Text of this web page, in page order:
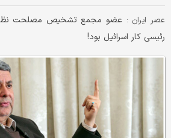
عصر ایران : عضو مجمع تشخیص مصلحت نظام
رئیسی کار اسرائیل بود!